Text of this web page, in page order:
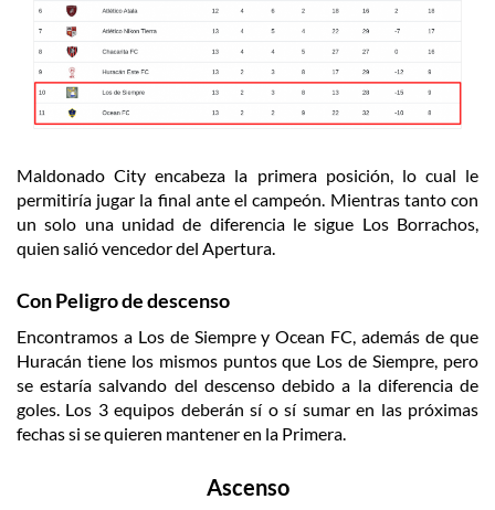
Maldonado City encabeza la primera posición, lo cual le
permitiría jugar la final ante el campeón. Mientras tanto con
un solo una unidad de diferencia le sigue Los Borrachos,
quien salió vencedor del Apertura.
Con Peligro de descenso
Encontramos a Los de Siempre y Ocean FC, además de que
Huracán tiene los mismos puntos que Los de Siempre, pero
se estaría salvando del descenso debido a la diferencia de
goles. Los 3 equipos deberán sí o sí sumar en las próximas
fechas si se quieren mantener en la Primera.
Ascenso